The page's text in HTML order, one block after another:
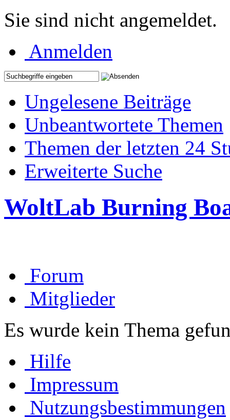
Sie sind nicht angemeldet.
Anmelden
Ungelesene Beiträge
Unbeantwortete Themen
Themen der letzten 24
Erweiterte Suche
WoltLab Burning
Forum
Mitglieder
Es wurde kein Thema
Hilfe
Impressum
Nutzungsbestimmungen